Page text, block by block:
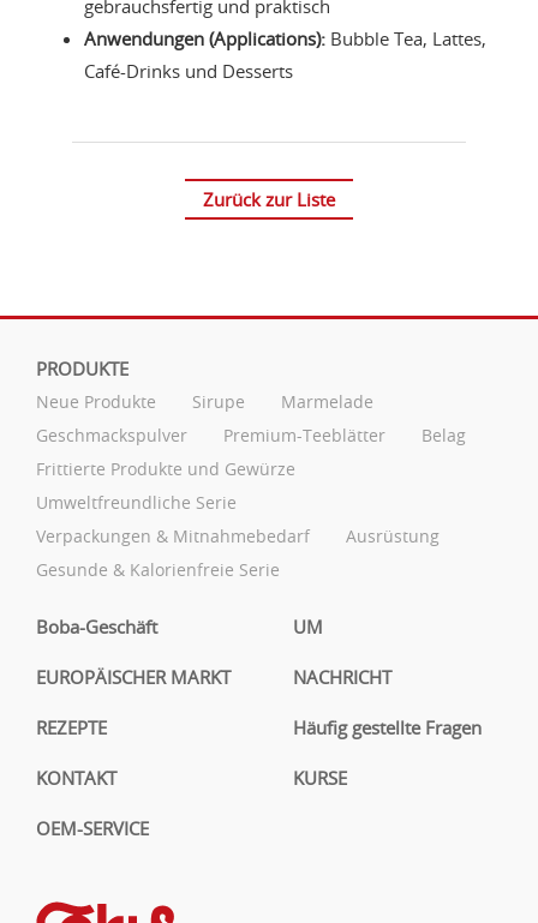
gebrauchsfertig und praktisch
Anwendungen (Applications): Bubble Tea, Lattes,
Café-Drinks und Desserts
Zurück zur Liste
PRODUKTE
Neue Produkte Sirupe
Marmelade
Geschmackspulver
Premium-Teeblätter
Belag
Frittierte Produkte und Gewürze
Umweltfreundliche Serie
Verpackungen & Mitnahmebedarf
Ausrüstung
Gesunde & Kalorienfreie Serie
Boba-Geschäft UM
EUROPÄISCHER MARKT NACHRICHT
REZEPTE Häufig gestellte Fragen
KONTAKT KURSE
OEM-SERVICE